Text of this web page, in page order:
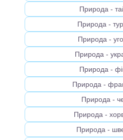
Природа -
Природа -
Природа -
Природа -
Природа -
Природа -
Природа -
Природа -
Природа -